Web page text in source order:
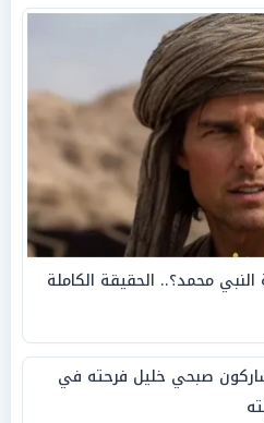
محمد؟.. الحقيقة الكاملة
صبحي خليل فرحته في